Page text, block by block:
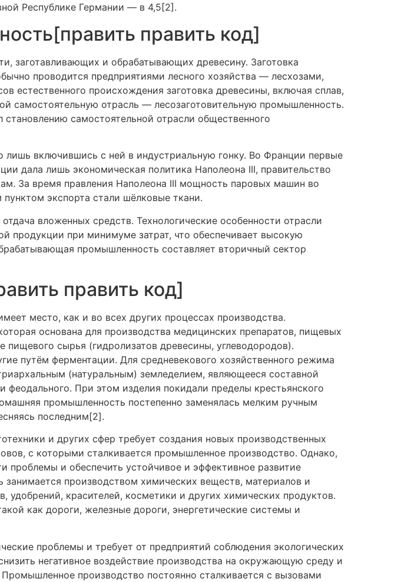
Республике Германии — в 4,5[2].
править код]
заготавливающих и обрабатывающих древесину. Заготовка
проводится предприятиями лесного хозяйства — лесхозами,
естественного происхождения заготовка древесины, включая сплав,
самостоятельную отрасль — лесозаготовительную промышленность.
самостоятельной отрасли общественного
лишь включившись с ней в индустриальную гонку. Во Франции первые
дала лишь экономическая политика Наполеона III, правительство
За время правления Наполеона III мощность паровых машин во
экспорта стали шёлковые ткани.
вложенных средств. Технологические особенности отрасли
продукции при минимуме затрат, что обеспечивает высокую
промышленность составляет вторичный сектор
править код]
место, как и во всех других процессах производства.
основана для производства медицинских препаратов, пищевых
сырья (гидролизатов древесины, углеводородов).
путём ферментации. Для средневекового хозяйственного режима
(натуральным) земледелием, являющееся составной
феодального. При этом изделия покидали пределы крестьянского
промышленность постепенно заменялась мелким ручным
последним[2].
и других сфер требует создания новых производственных
с которыми сталкивается промышленное производство. Однако,
проблемы и обеспечить устойчивое и эффективное развитие
производством химических веществ, материалов и
удобрений, красителей, косметики и других химических продуктов.
как дороги, железные дороги, энергетические системы и
проблемы и требует от предприятий соблюдения экологических
негативное воздействие производства на окружающую среду и
производство постоянно сталкивается с вызовами